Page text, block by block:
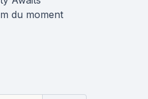
du moment